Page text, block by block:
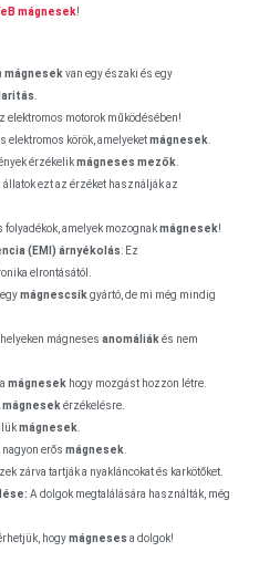
mágnesek!
mágnesek van egy északi és egy
elektromos motorok működésében!
elektromos körök, amelyeketmágnesek
érzékelikmágneses mezők
állatok ezt az érzéket használják az
folyadékok, amelyek mozognakmágnesek!
(EMI) árnyékolás: Ez
elrontásától.
egymágnescsík gyártó, de mi még mindig
helyeken mágnesesanomáliák és nem
mágnesek hogy mozgást hozzon létre.
mágnesek érzékelésre.
mágnesek
nagyon erősmágnesek
zárva tartják a nyakláncokat és karkötőket.
A dolgok megtalálására használták, még
hogymágneses a dolgok!